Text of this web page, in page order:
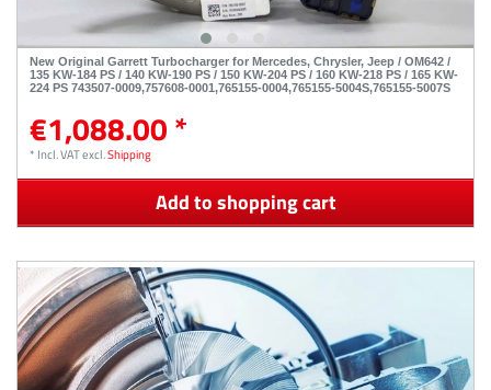
New Original Garrett Turbocharger for Mercedes, Chrysler, Jeep / OM642 /
135 KW-184 PS / 140 KW-190 PS / 150 KW-204 PS / 160 KW-218 PS / 165 KW-
224 PS 743507-0009,757608-0001,765155-0004,765155-5004S,765155-5007S
€1,088.00 *
* Incl. VATexcl.Shipping
Add to shopping cart